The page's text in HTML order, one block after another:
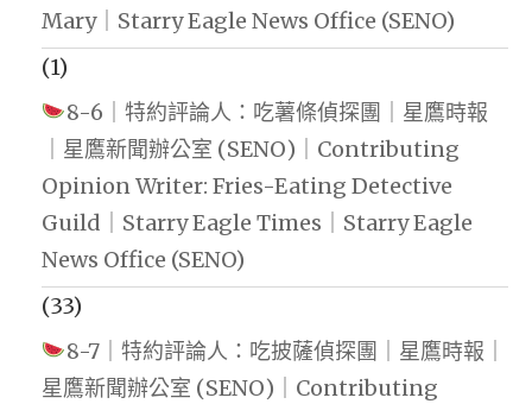
Mary｜Starry Eagle News Office (SENO)
(1)
8-6｜特約評論人：吃薯條偵探團｜星鷹時報
｜星鷹新聞辦公室 (SENO)｜Contributing
Opinion Writer: Fries-Eating Detective
Guild｜Starry Eagle Times｜Starry Eagle
News Office (SENO)
(33)
8-7｜特約評論人：吃披薩偵探團｜星鷹時報｜
星鷹新聞辦公室 (SENO)｜Contributing